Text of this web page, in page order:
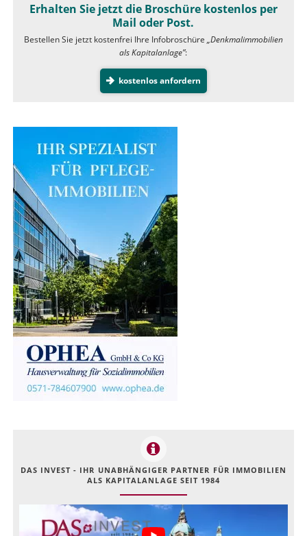
Erhalten Sie jetzt die Broschüre kostenlos per
Mail oder Post.
Bestellen Sie jetzt kostenfrei Ihre Infobroschüre „Denkmalimmobilien
als Kapitalanlage”:
kostenlos anfordern
DAS INVEST - IHR UNABHÄNGIGER PARTNER FÜR IMMOBILIEN
ALS KAPITALANLAGE SEIT 1984